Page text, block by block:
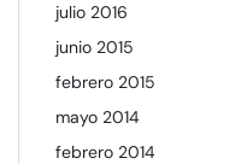
julio 2016
junio 2015
febrero 2015
mayo 2014
febrero 2014